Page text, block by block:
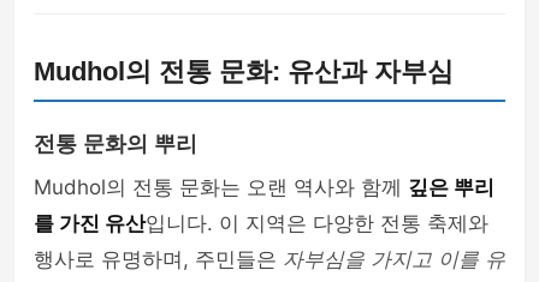
Mudhol의 전통 문화: 유산과 자부심
전통 문화의 뿌리
Mudhol의 전통 문화는 오랜 역사와 함께 깊은 뿌리
를 가진 유산입니다. 이 지역은 다양한 전통 축제와
행사로 유명하며, 주민들은 자부심을 가지고 이를 유